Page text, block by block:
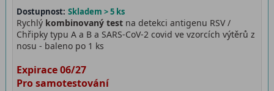
Dostupnost: Skladem > 5 ks
Rychlý kombinovaný test na detekci antigenu RSV /
Chřipky typu A a B a SARS-CoV-2 covid ve vzorcích výtěrů z
nosu - baleno po 1 ks
Expirace 06/27
Pro samotestování